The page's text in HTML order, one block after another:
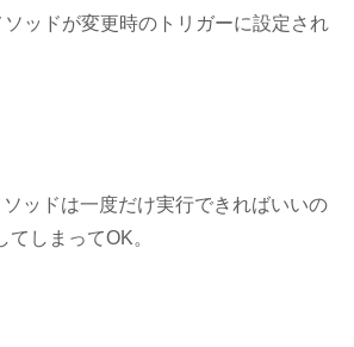
ッドが変更時のトリガーに設定され
ッドは一度だけ実行できればいいの
しまってOK。